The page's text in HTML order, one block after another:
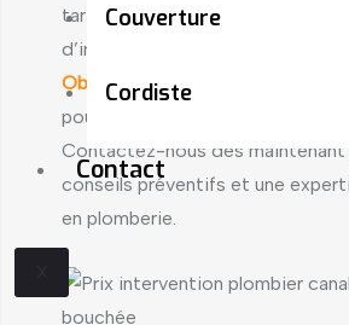
Couverture
Cordiste
Contact
tarifs et facteurs influençant le
d’intervention chez
Obtenez un devis gratuit et
pour un service transparent et
Contactez-nous dès maintenant
conseils préventifs et une
en plomberie.